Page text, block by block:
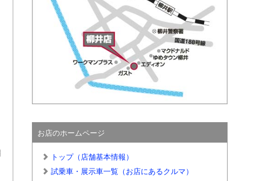
お店のホームページ
トップ（店舗基本情報）
試乗車・展示車一覧（お店にあるクルマ）